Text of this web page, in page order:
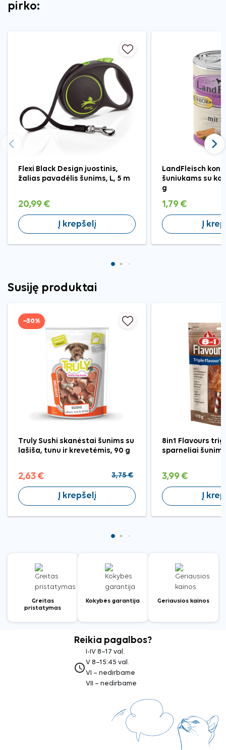
pirko:
Flexi Black Design juostinis,
žalias pavadėlis šunims, L, 5 m
20,99 €
Į krepšelį
LandFleisch
šuniukams su
g
1,79 €
Į
Ankstesnis
Susiję produktai
−30%
Truly Sushi skanėstai šunims su
lašiša, tunu ir krevetėmis, 90 g
2,63 € 3,75 €
Į krepšelį
8in1 Flavours
sparneliai
3,99 €
Į
Greitas
pristatymas
Kokybės garantija Geriausios kainos
Reikia pagalbos?
access_time
I-IV 8–17 val.
V 8–15:45 val.
VI – nedirbame
VII – nedirbame